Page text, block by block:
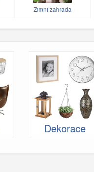
Zimní zahrada
Dekorace